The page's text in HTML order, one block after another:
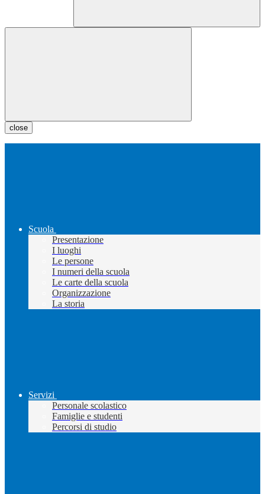
close
Scuola
Presentazione
I luoghi
Le persone
I numeri della scuola
Le carte della scuola
Organizzazione
La storia
Servizi
Personale scolastico
Famiglie e studenti
Percorsi di studio